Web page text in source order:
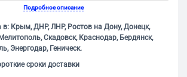
Подробное описание
в: Крым, ДНР, ЛНР, Ростов на Дону, Донецк,
Скадовск, Краснодар, Бердянск,
Энергодар, Геническ.
сроки доставки